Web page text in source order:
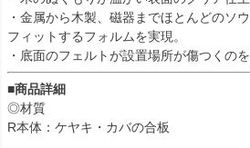
・金属から木製、磁器までほとんどのソ
フィットするフォルムを実現。
・底面のフェルトが設置場所が傷つくのを
■商品詳細
◎材質
R本体：ケヤキ・カバの合板